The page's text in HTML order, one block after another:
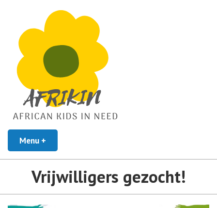
Afrikin
Menu +
Vrijwilligers gezocht!